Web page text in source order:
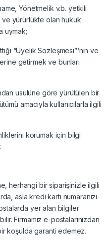
Yönetmelik v.b. yetkili
ve yürürlükte olan hukuk
uymak;
“Üyelik Sözleşmesi”‘nin ve
getirmek ve bunları
usulüne göre yürütülen bir
amacıyla kullanıcılarla ilgili
korumak için bilgi
herhangi bir siparişinizle ilgili
asla kredi kartı numaranızı
yer alan bilgiler
Firmamız e-postalarınızdan
koşulda garanti edemez.